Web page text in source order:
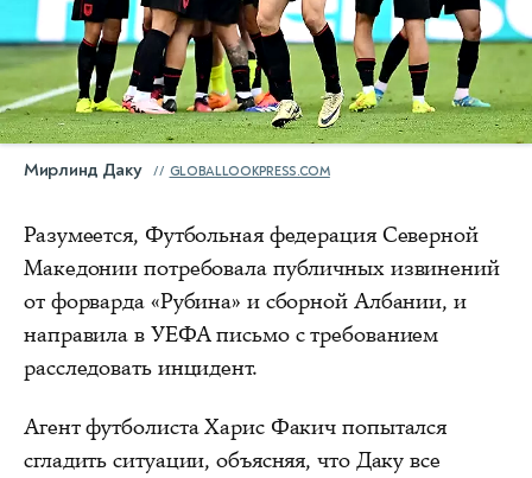
Мирлинд Даку GLOBALLOOKPRESS.COM
Разумеется, Футбольная федерация Северной
Македонии потребовала публичных извинений
от форварда «Рубина» и сборной Албании, и
направила в УЕФА письмо с требованием
расследовать инцидент.
Агент футболиста Харис Факич попытался
сгладить ситуации, объясняя, что Даку все